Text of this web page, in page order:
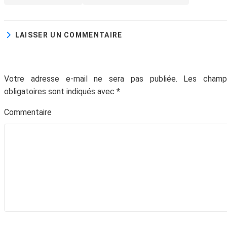
LAISSER UN COMMENTAIRE
Votre adresse e-mail ne sera pas publiée.
Les
obligatoires sont indiqués avec *
Commentaire